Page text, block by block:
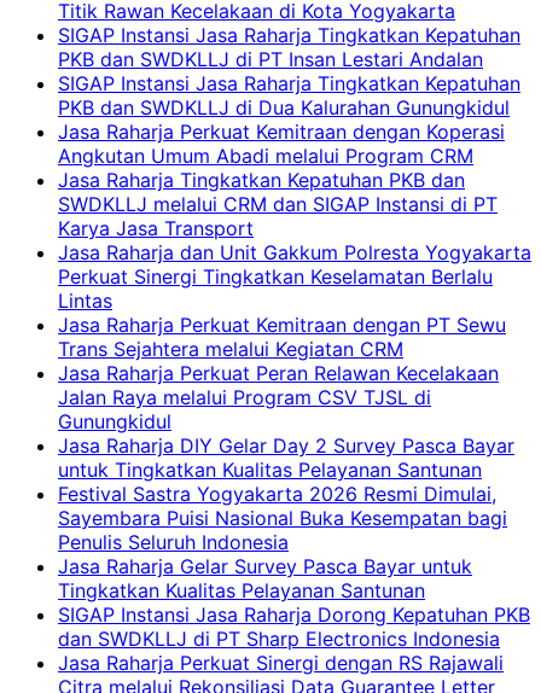
Titik Rawan Kecelakaan di Kota Yogyakarta
SIGAP Instansi Jasa Raharja Tingkatkan Kepatuhan
PKB dan SWDKLLJ di PT Insan Lestari Andalan
SIGAP Instansi Jasa Raharja Tingkatkan Kepatuhan
PKB dan SWDKLLJ di Dua Kalurahan Gunungkidul
Jasa Raharja Perkuat Kemitraan dengan Koperasi
Angkutan Umum Abadi melalui Program CRM
Jasa Raharja Tingkatkan Kepatuhan PKB dan
SWDKLLJ melalui CRM dan SIGAP Instansi di PT
Karya Jasa Transport
Jasa Raharja dan Unit Gakkum Polresta Yogyakarta
Perkuat Sinergi Tingkatkan Keselamatan Berlalu
Lintas
Jasa Raharja Perkuat Kemitraan dengan PT Sewu
Trans Sejahtera melalui Kegiatan CRM
Jasa Raharja Perkuat Peran Relawan Kecelakaan
Jalan Raya melalui Program CSV TJSL di
Gunungkidul
Jasa Raharja DIY Gelar Day 2 Survey Pasca Bayar
untuk Tingkatkan Kualitas Pelayanan Santunan
Festival Sastra Yogyakarta 2026 Resmi Dimulai,
Sayembara Puisi Nasional Buka Kesempatan bagi
Penulis Seluruh Indonesia
Jasa Raharja Gelar Survey Pasca Bayar untuk
Tingkatkan Kualitas Pelayanan Santunan
SIGAP Instansi Jasa Raharja Dorong Kepatuhan PKB
dan SWDKLLJ di PT Sharp Electronics Indonesia
Jasa Raharja Perkuat Sinergi dengan RS Rajawali
Citra melalui Rekonsiliasi Data Guarantee Letter